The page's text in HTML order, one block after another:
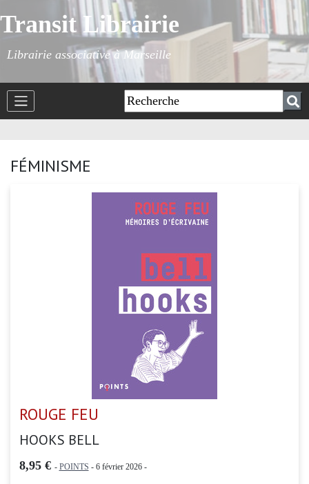
Transit Librairie
Librairie associative à Marseille
FÉMINISME
ROUGE FEU
HOOKS BELL
8,95 € - POINTS - 6 février 2026 -